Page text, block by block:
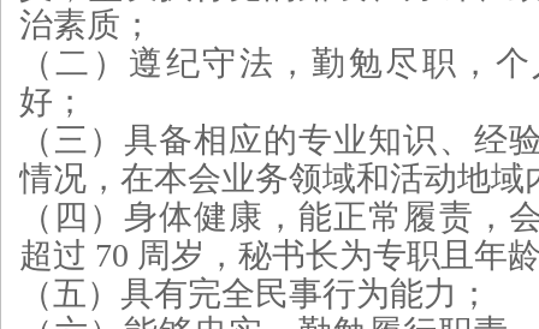
治素质；
（二）遵纪守法，勤勉尽职，
好；
（三）具备相应的专业知识、经
情况，在本会业务领域和活动地域
（四）身体健康，能正常履责，
超过 70 周岁，秘书长为专职且年
（五）具有完全民事行为能力；